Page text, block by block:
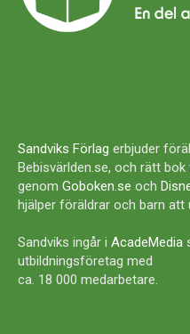
Sandviks Förlag erbjuder
Bebisvärlden.se, och rätt
genom Goboken.se och
hjälper föräldrar och barn att
Sandviks ingår i AcadeMedia
utbildningsföretag med
ca. 18 000 medarbetare.